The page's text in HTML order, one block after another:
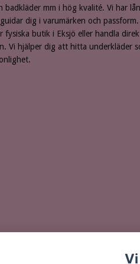
badkläder mm i hög kvalité. Vi har
dig i varumärken och passform.
fysiska butik i Eksjö eller handla
Vi hjälper dig att hitta underkläder